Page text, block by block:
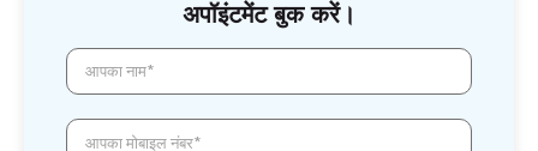
अपॉइंटमेंट बुक करें।
आपका नाम*
आपका मोबाइल नंबर*